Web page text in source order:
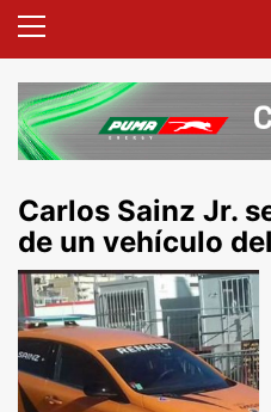
Carlos Sainz Jr.
de un vehículo